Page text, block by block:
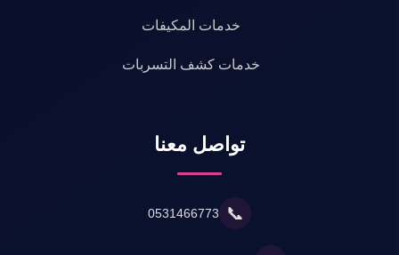
خدمات المكيفات
خدمات كشف التسربات
تواصل معنا
📞
0531466773